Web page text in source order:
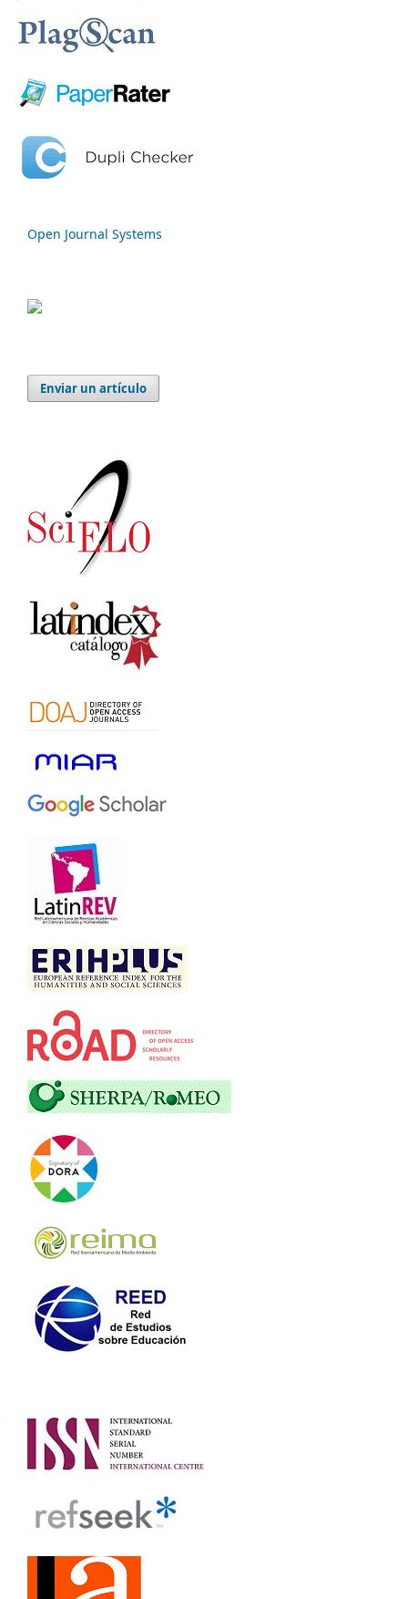
Open Journal Systems
Enviar un artículo